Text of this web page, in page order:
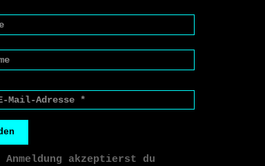
akzeptierst du